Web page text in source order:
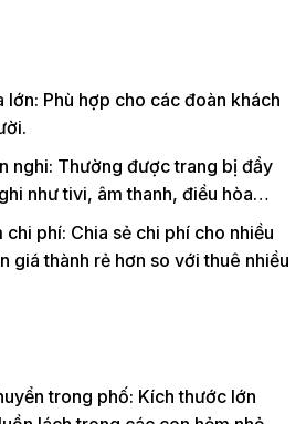
lớn: Phù hợp cho các đoàn khách
nghi: Thường được trang bị đầy
như tivi, âm thanh, điều hòa…
chi phí: Chia sẻ chi phí cho nhiều
giá thành rẻ hơn so với thuê nhiều
trong phố: Kích thước lớn